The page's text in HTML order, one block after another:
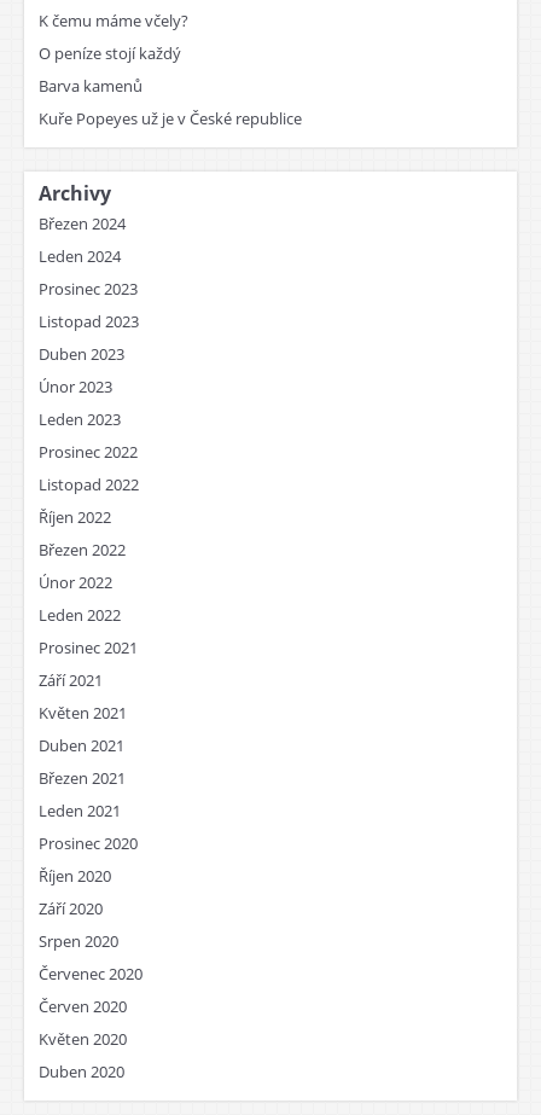
K čemu máme včely?
O peníze stojí každý
Barva kamenů
Kuře Popeyes už je v České republice
Archivy
Březen 2024
Leden 2024
Prosinec 2023
Listopad 2023
Duben 2023
Únor 2023
Leden 2023
Prosinec 2022
Listopad 2022
Říjen 2022
Březen 2022
Únor 2022
Leden 2022
Prosinec 2021
Září 2021
Květen 2021
Duben 2021
Březen 2021
Leden 2021
Prosinec 2020
Říjen 2020
Září 2020
Srpen 2020
Červenec 2020
Červen 2020
Květen 2020
Duben 2020